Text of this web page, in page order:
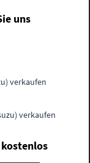
uns
verkaufen
verkaufen